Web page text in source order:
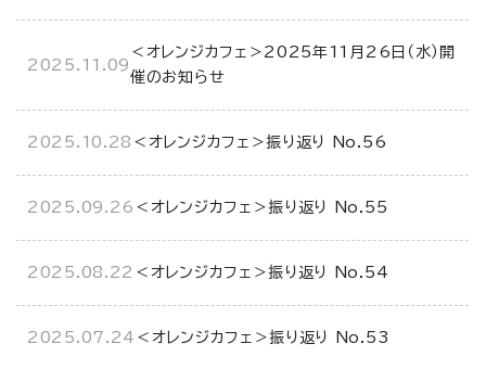
2025.11.09
＜オレンジカフェ＞2025年11月26日（水）開
催のお知らせ
2025.10.28 ＜オレンジカフェ＞振り返り No.56
2025.09.26 ＜オレンジカフェ＞振り返り No.55
2025.08.22 ＜オレンジカフェ＞振り返り No.54
2025.07.24 ＜オレンジカフェ＞振り返り No.53